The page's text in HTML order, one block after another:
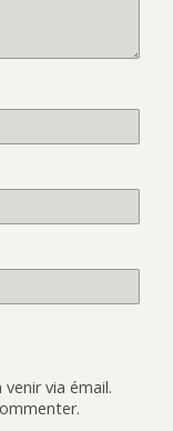
via émail.